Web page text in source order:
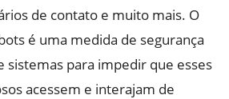
de contato e muito mais. O
é uma medida de segurança
sistemas para impedir que esses
acessem e interajam de